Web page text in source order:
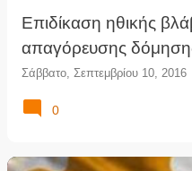
Επιδίκαση ηθικής
απαγόρευσης
Σάββατο, Σεπτεμβρίου 10, 2016
0